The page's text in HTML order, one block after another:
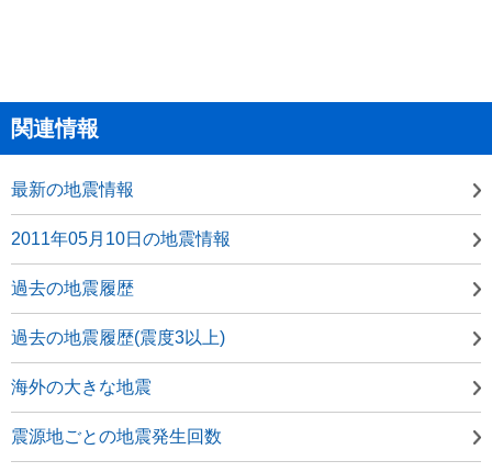
関連情報
最新の地震情報
2011年05月10日の地震情報
過去の地震履歴
過去の地震履歴(震度3以上)
海外の大きな地震
震源地ごとの地震発生回数